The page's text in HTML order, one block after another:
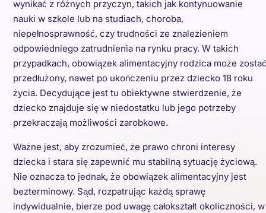
wynikać z różnych przyczyn, takich jak kontynuowanie
nauki w szkole lub na studiach, choroba,
niepełnosprawność, czy trudności ze znalezieniem
odpowiedniego zatrudnienia na rynku pracy. W takich
przypadkach, obowiązek alimentacyjny rodzica może zostać
przedłużony, nawet po ukończeniu przez dziecko 18 roku
życia. Decydujące jest tu obiektywne stwierdzenie, że
dziecko znajduje się w niedostatku lub jego potrzeby
przekraczają możliwości zarobkowe.
Ważne jest, aby zrozumieć, że prawo chroni interesy
dziecka i stara się zapewnić mu stabilną sytuację życiową.
Nie oznacza to jednak, że obowiązek alimentacyjny jest
bezterminowy. Sąd, rozpatrując każdą sprawę
indywidualnie, bierze pod uwagę całokształt okoliczności, w